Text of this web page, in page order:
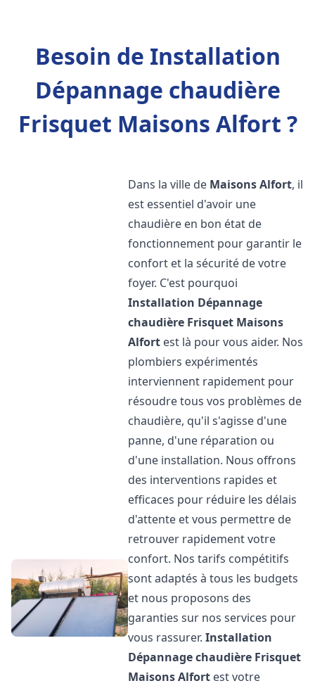
Besoin de Installation
Dépannage chaudière
Frisquet Maisons Alfort ?
Dans la ville de Maisons Alfort, il
est essentiel d'avoir une
chaudière en bon état de
fonctionnement pour garantir le
confort et la sécurité de votre
foyer. C'est pourquoi
Installation Dépannage
chaudière Frisquet Maisons
Alfort est là pour vous aider. Nos
plombiers expérimentés
interviennent rapidement pour
résoudre tous vos problèmes de
chaudière, qu'il s'agisse d'une
panne, d'une réparation ou
d'une installation. Nous offrons
des interventions rapides et
efficaces pour réduire les délais
d'attente et vous permettre de
retrouver rapidement votre
confort. Nos tarifs compétitifs
sont adaptés à tous les budgets
et nous proposons des
garanties sur nos services pour
vous rassurer.Installation
Dépannage chaudière Frisquet
Maisons Alfort est votre